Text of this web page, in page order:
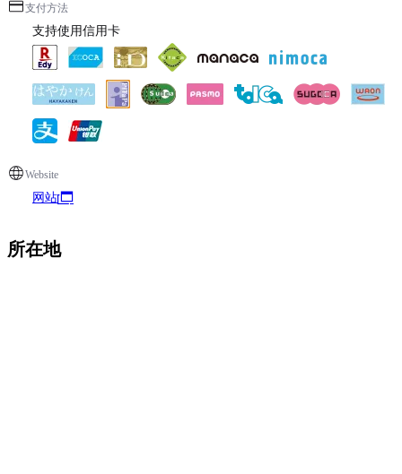
支付方法
支持使用信用卡
Website
网站
所在地